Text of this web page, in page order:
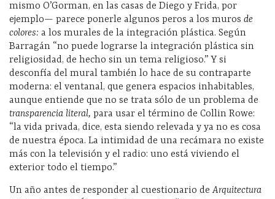
mismo O’Gorman, en las casas de Diego y Frida, por
ejemplo— parece ponerle algunos peros a los muros de
colores: a los murales de la integración plástica. Según
Barragán “no puede lograrse la integración plástica sin
religiosidad, de hecho sin un tema religioso.” Y si
desconfía del mural también lo hace de su contraparte
moderna: el ventanal, que genera espacios inhabitables,
aunque entiende que no se trata sólo de un problema de
transparencia literal, para usar el término de Collin Rowe:
“la vida privada, dice, esta siendo relevada y ya no es cosa
de nuestra época. La intimidad de una recámara no existe
más con la televisión y el radio: uno está viviendo el
exterior todo el tiempo.”
Un año antes de responder al cuestionario deArquitectura